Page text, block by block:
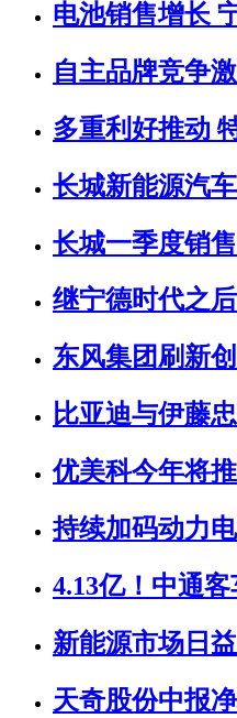
电池销售增长
自主品牌竞争
多重利好推动
长城新能源汽
长城一季度销
继宁德时代之
东风集团刷新
比亚迪与伊藤
优美科今年将
持续加码动力
4.13亿！中通
新能源市场日
天奇股份中报